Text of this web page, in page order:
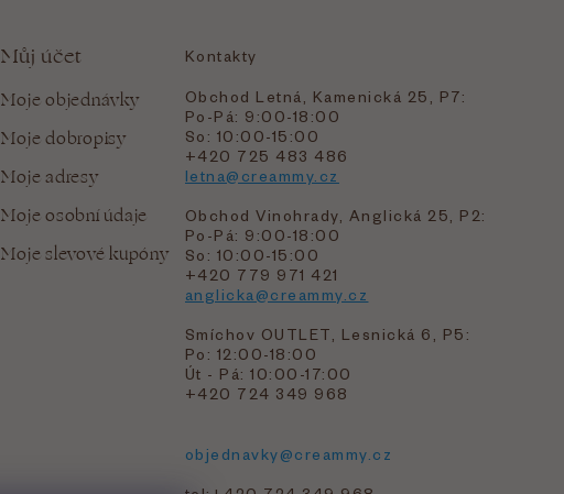
Můj účet
Moje objednávky
Moje dobropisy
Moje adresy
Moje osobní údaje
Moje slevové kupóny
Kontakty
Obchod Letná, Kamenická 25, P7:
Po-Pá: 9:00-18:00
So: 10:00-15:00
+420 725 483 486
letna@creammy.cz
Obchod Vinohrady, Anglická 25, P2:
Po-Pá: 9:00-18:00
So: 10:00-15:00
+420 779 971 421
anglicka@creammy.cz
Smíchov OUTLET, Lesnická 6, P5:
Po: 12:00-18:00
Út - Pá: 10:00-17:00
+420 724 349 968
objednavky@creammy.cz